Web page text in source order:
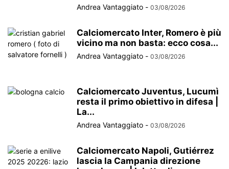
Andrea Vantaggiato - 03/08/2026
Calciomercato Inter, Romero è più
vicino ma non basta: ecco cosa...
Andrea Vantaggiato - 03/08/2026
Calciomercato Juventus, Lucumì
resta il primo obiettivo in difesa |
La...
Andrea Vantaggiato - 03/08/2026
Calciomercato Napoli, Gutiérrez
lascia la Campania direzione